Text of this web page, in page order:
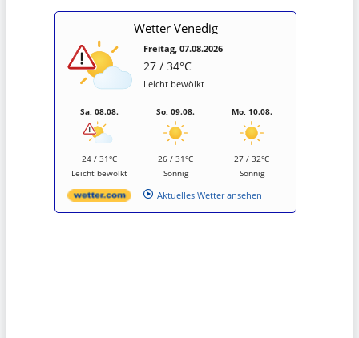
Wetter Venedig
Freitag, 07.08.2026
27 / 34°C
Leicht bewölkt
Sa, 08.08.
24 / 31°C
Leicht bewölkt
So, 09.08.
26 / 31°C
Sonnig
Mo, 10.08.
27 / 32°C
Sonnig
Aktuelles Wetter ansehen